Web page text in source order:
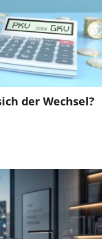
der Wechsel?